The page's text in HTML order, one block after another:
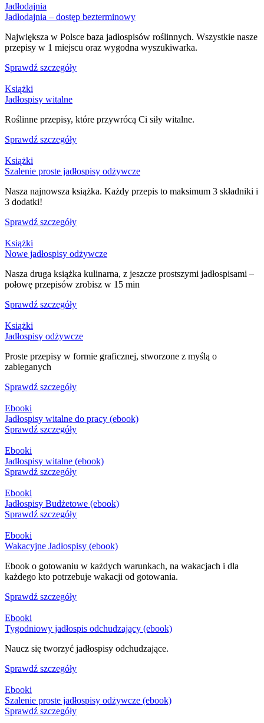
Jadłodajnia
Jadłodajnia – dostęp bezterminowy
Największa w Polsce baza jadłospisów roślinnych. Wszystkie nasze
przepisy w 1 miejscu oraz wygodna wyszukiwarka.
Sprawdź szczegóły
Książki
Jadłospisy witalne
Roślinne przepisy, które przywrócą Ci siły witalne.
Sprawdź szczegóły
Książki
Szalenie proste jadłospisy odżywcze
Nasza najnowsza książka. Każdy przepis to maksimum 3 składniki i
3 dodatki!
Sprawdź szczegóły
Książki
Nowe jadłospisy odżywcze
Nasza druga książka kulinarna, z jeszcze prostszymi jadłospisami –
połowę przepisów zrobisz w 15 min
Sprawdź szczegóły
Książki
Jadłospisy odżywcze
Proste przepisy w formie graficznej, stworzone z myślą o
zabieganych
Sprawdź szczegóły
Ebooki
Jadłospisy witalne do pracy (ebook)
Sprawdź szczegóły
Ebooki
Jadłospisy witalne (ebook)
Sprawdź szczegóły
Ebooki
Jadłospisy Budżetowe (ebook)
Sprawdź szczegóły
Ebooki
Wakacyjne Jadłospisy (ebook)
Ebook o gotowaniu w każdych warunkach, na wakacjach i dla
każdego kto potrzebuje wakacji od gotowania.
Sprawdź szczegóły
Ebooki
Tygodniowy jadłospis odchudzający (ebook)
Naucz się tworzyć jadłospisy odchudzające.
Sprawdź szczegóły
Ebooki
Szalenie proste jadłospisy odżywcze (ebook)
Sprawdź szczegóły